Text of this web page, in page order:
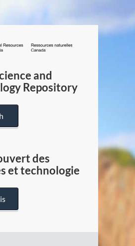
/
Canada
and
Repository
des
et technologie